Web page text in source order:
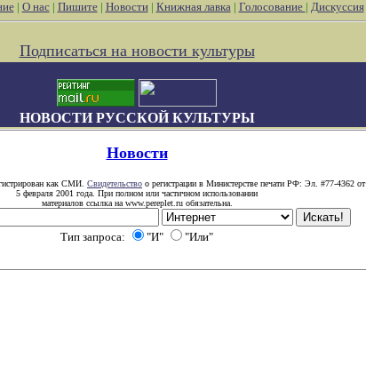
| О нас| Пишите| Новости| Книжная лавка| Голосование | Дискуссия
Подписаться на новости культуры
НОВОСТИ РУССКОЙ КУЛЬТУРЫ
Новости
как СМИ. Свидетельство о регистрации в Министерстве печати РФ: Эл. #77-4362 от
5 февраля 2001 года. При полном или частичном использовании
материалов ссылка на www.pereplet.ru обязательна.
Тип запроса: "И" "Или"